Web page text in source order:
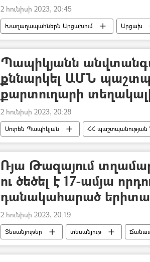
2 հունիսի 2023, 20:45
Խաղաղապահներն Արցախում Արցախ
Ադրբեջանական ագրեսիան Արցախում - 2020
Պապիկյանն
քննարկել ԱՄՆ
քարտուղարի
2 հունիսի 2023, 20:28
Սուրեն Պապիկյան ՀՀ պաշտպանության
Ռյա Թազայում
ու ծեծել է 17-ամյա
դանակահարած
2 հունիսի 2023, 20:19
Տեսանյութեր տեսանյութ
դանակահարություն
Երիտասարդ